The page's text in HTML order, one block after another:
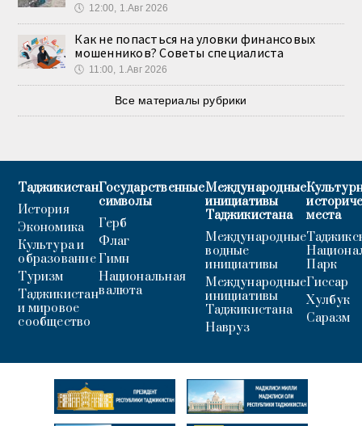
🕔 12:00, 1.Авг 2026
Как не попасться на уловки финансовых
мошенников? Советы специалиста
🕔 11:00, 1.Авг 2026
Все материалы рубрики
Таджикистан
История
Экономика
Культура и
образование
Туризм
Таджикистан
и мировое
сообщество
Государственные
символы
Герб
Флаг
Гимн
Национальная
валюта
Международные
инициативы
Таджикистана
Международные
водные
инициативы
Международные
инициативы
Таджикистана
Навруз
места
Парк
Гиссар
Хулбук
Саразм